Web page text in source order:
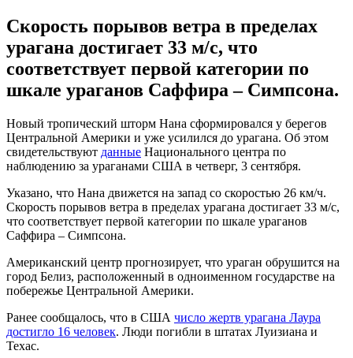
Скорость порывов ветра в пределах
урагана достигает 33 м/с, что
соответствует первой категории по
шкале ураганов Саффира – Симпсона.
Новый тропический шторм Нана сформировался у берегов
Центральной Америки и уже усилился до урагана. Об этом
свидетельствуют данные Национального центра по
наблюдению за ураганами США в четверг, 3 сентября.
Указано, что Нана движется на запад со скоростью 26 км/ч.
Скорость порывов ветра в пределах урагана достигает 33 м/с,
что соответствует первой категории по шкале ураганов
Саффира – Симпсона.
Американский центр прогнозирует, что ураган обрушится на
город Белиз, расположенный в одноименном государстве на
побережье Центральной Америки.
Ранее сообщалось, что в США число жертв урагана Лаура
достигло 16 человек. Люди погибли в штатах Луизиана и
Техас.